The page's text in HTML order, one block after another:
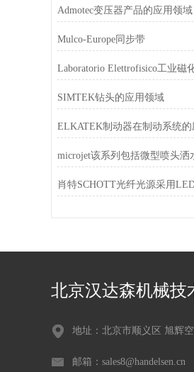
Admotec变压器产品的应用领域
Mulco-Europe同步带
SIMTEK钻头的应用领域
ELKATEK制动器在制动系统的
北京汉达森机械技
地址：北京市顺义区 旭辉
邮箱：sales8@handelsen.cn